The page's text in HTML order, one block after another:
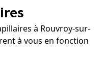
à Rouvroy-sur-
à vous en fonction